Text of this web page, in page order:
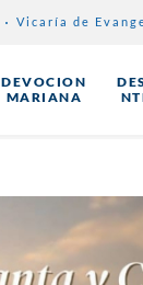
Vicaría de
DEVOCION
MARIANA